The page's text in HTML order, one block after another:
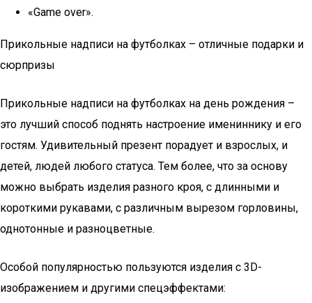
«Game over».
Прикольные надписи на футболках – отличные подарки и
сюрпризы
Прикольные надписи на футболках на день рождения –
это лучший способ поднять настроение имениннику и его
гостям. Удивительный презент порадует и взрослых, и
детей, людей любого статуса. Тем более, что за основу
можно выбрать изделия разного кроя, с длинными и
короткими рукавами, с различным вырезом горловины,
однотонные и разноцветные.
Особой популярностью пользуются изделия с 3D-
изображением и другими спецэффектами: